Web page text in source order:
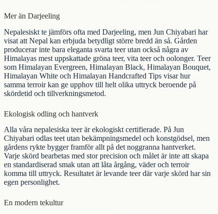
Mer än Darjeeling
Nepalesiskt te jämförs ofta med Darjeeling, men Jun Chiyabari har
visat att Nepal kan erbjuda betydligt större bredd än så. Gården
producerar inte bara eleganta svarta teer utan också några av
Himalayas mest uppskattade gröna teer, vita teeroch oolonger. Teer
som Himalayan Evergreen, Himalayan Black, Himalayan Bouquet,
Himalayan White och Himalayan Handcrafted Tips visar hur
samma terroir kan ge upphov till helt olika uttryck beroende på
skördetid och tillverkningsmetod.
Ekologisk odling och hantverk
Alla våra nepalesiska teer ärekologiskt certifierade. På Jun
Chiyabari odlas teet utan bekämpningsmedel och konstgödsel, men
gårdens rykte bygger framför allt på det noggranna hantverket.
Varje skörd bearbetas med stor precision och målet är inte att skapa
en standardiserad smak utan att låta årgång, väder och terroir
komma till uttryck. Resultatet är levande teer där varje skörd har sin
egen personlighet.
En modern tekultur